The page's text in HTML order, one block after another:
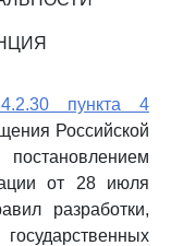
4.2.30 пункта 4
Российской
от 28 июля
разработки,